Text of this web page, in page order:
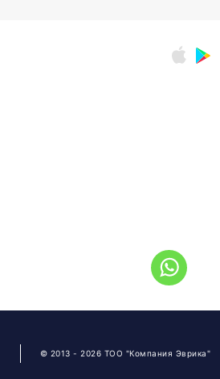
© 2013 - 2026 ТОО "Компания Эврика"